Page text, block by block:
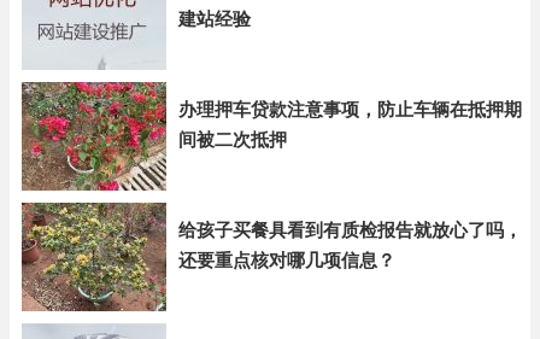
建站经验
办理押车贷款注意事项，防止车辆在抵押期
间被二次抵押
给孩子买餐具看到有质检报告就放心了吗，
还要重点核对哪几项信息？